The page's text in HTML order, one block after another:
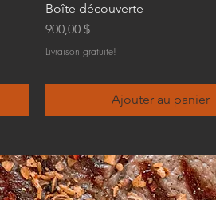
Boîte découverte
Prix
900,00 $
Livraison gratuite!
Ajouter au panier